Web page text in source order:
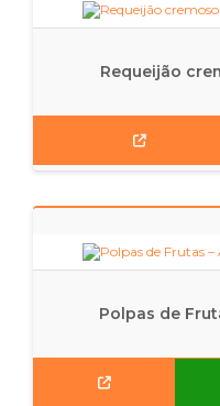
Requeijão
Polpas de